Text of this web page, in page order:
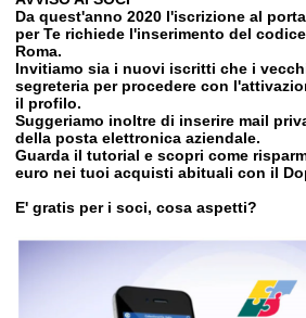
Da quest'anno 2020 l'iscrizione al
per Te richiede l'inserimento del
Roma.
Invitiamo sia i nuovi iscritti che i
segreteria per procedere con
il profilo.
Suggeriamo inoltre di inserire mail
della posta elettronica aziendale.
Guarda il tutorial e scopri come
euro nei tuoi acquisti abituali con il
E' gratis per i soci, cosa aspetti?